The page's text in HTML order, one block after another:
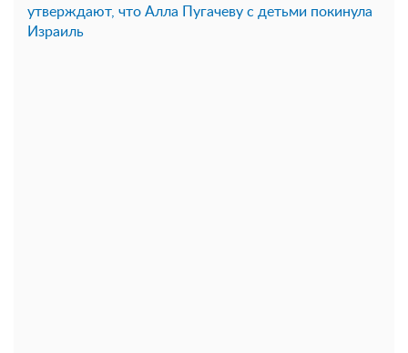
утверждают, что Алла Пугачеву с детьми покинула
Израиль